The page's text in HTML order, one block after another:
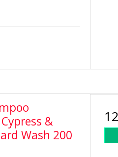
Cypress &
Wash 200